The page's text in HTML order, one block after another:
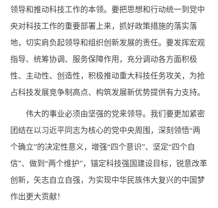
领导和推动科技工作的本领。要把思想和行动统一到党中
央对科技工作的重要部署上来，抓好政策措施的落实落
地，切实肩负起领导和组织创新发展的责任。要发挥宏观
指导、统筹协调、服务保障作用，充分调动各方面积极
性、主动性、创造性，积极推动重大科技任务攻关，为抢
占科技发展竞争制高点、构筑发展新优势提供有力支持。
伟大的事业必须由坚强的党来领导。我们要更加紧密
团结在以习近平同志为核心的党中央周围，深刻领悟“两
个确立”的决定性意义，增强“四个意识”、坚定“四个自
信”、做到“两个维护”，锚定科技强国建设目标，锐意改革
创新，矢志自立自强，为实现中华民族伟大复兴的中国梦
作出更大贡献！